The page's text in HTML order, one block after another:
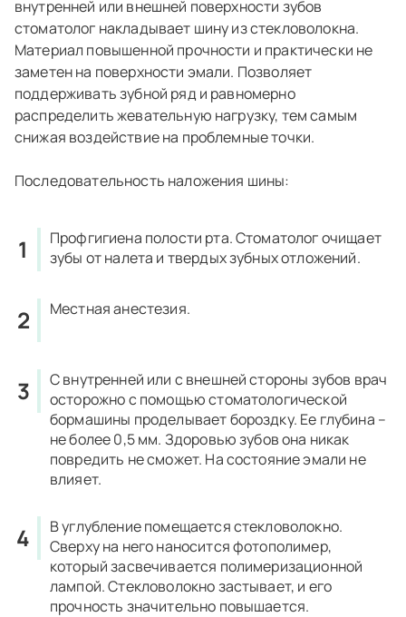
внутренней или внешней поверхности зубов
стоматолог накладывает шину из стекловолокна.
Материал повышенной прочности и практически не
заметен на поверхности эмали. Позволяет
поддерживать зубной ряд и равномерно
распределить жевательную нагрузку, тем самым
снижая воздействие на проблемные точки.
Последовательность наложения шины:
Профгигиена полости рта. Стоматолог очищает
зубы от налета и твердых зубных отложений.
Местная анестезия.
С внутренней или с внешней стороны зубов врач
осторожно с помощью стоматологической
бормашины проделывает бороздку. Ее глубина –
не более 0,5 мм. Здоровью зубов она никак
повредить не сможет. На состояние эмали не
влияет.
В углубление помещается стекловолокно.
Сверху на него наносится фотополимер,
который засвечивается полимеризационной
лампой. Стекловолокно застывает, и его
прочность значительно повышается.